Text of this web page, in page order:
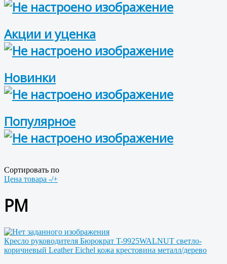
Акции и уценка
Новинки
Популярное
Сортировать по
Цена товара -/+
PM
Кресло руководителя Бюрократ T-9925WALNUT светло-
коричневый Leather Eichel кожа крестовина металл/дерево